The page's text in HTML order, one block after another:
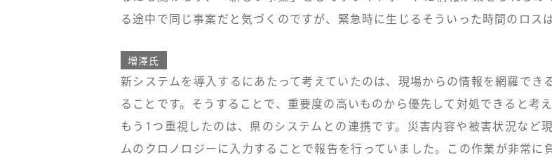
る途中で同じ事案だと気づくのですが、緊急時に生じるそういった時間のロス
増澤氏
新システムを導入するにあたって考えていたのは、現場からの情報を網羅でき
ることです。そうすることで、重要度の高いものから優先して対処できると考え
もう1つ重視したのは、県のシステムとの連携です。災害内容や被害状況など
ムのクロノロジーに入力することで報告を行っていました。この作業が非常